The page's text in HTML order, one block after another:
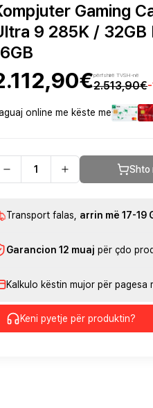
Gaming
9 285K / 32GB
përfshirë TVSH-në
2.513,90€-
online me këste me
Shto
Transport falas arrin më 17-19
Garancion 12 muaj për çdo
Kalkulo këstin mujor për pagesa
Keni pyetje për produktin?